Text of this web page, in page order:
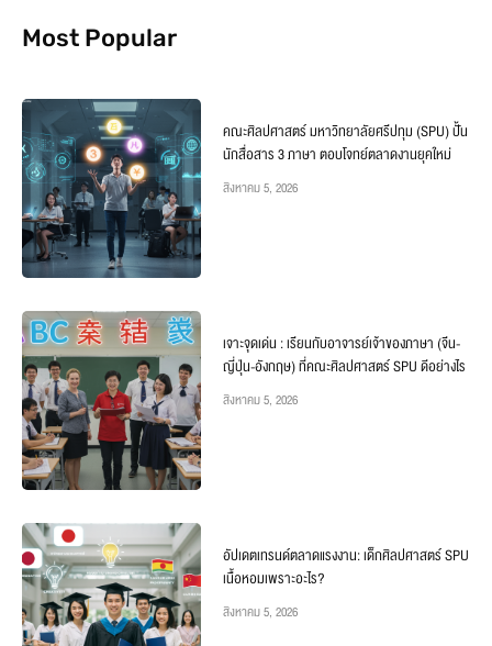
Most Popular
คณะศิลปศาสตร์ มหาวิทยาลัยศรีปทุม (SPU) ปั้น
นักสื่อสาร 3 ภาษา ตอบโจทย์ตลาดงานยุคใหม่
สิงหาคม 5, 2026
เจาะจุดเด่น : เรียนกับอาจารย์เจ้าของภาษา (จีน-
ญี่ปุ่น-อังกฤษ) ที่คณะศิลปศาสตร์ SPU ดีอย่างไร
สิงหาคม 5, 2026
อัปเดตเทรนด์ตลาดแรงงาน: เด็กศิลปศาสตร์ SPU
เนื้อหอมเพราะอะไร?
สิงหาคม 5, 2026